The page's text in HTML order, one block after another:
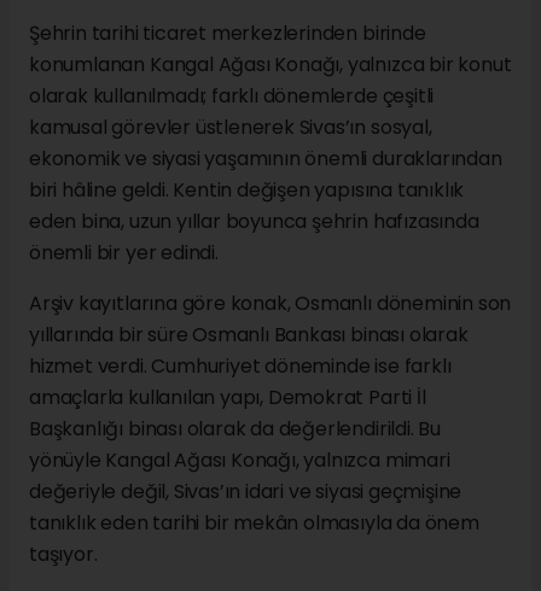
Şehrin tarihi ticaret merkezlerinden birinde
konumlanan Kangal Ağası Konağı, yalnızca bir konut
olarak kullanılmadı; farklı dönemlerde çeşitli
kamusal görevler üstlenerek Sivas’ın sosyal,
ekonomik ve siyasi yaşamının önemli duraklarından
biri hâline geldi. Kentin değişen yapısına tanıklık
eden bina, uzun yıllar boyunca şehrin hafızasında
önemli bir yer edindi.
Arşiv kayıtlarına göre konak, Osmanlı döneminin son
yıllarında bir süre Osmanlı Bankası binası olarak
hizmet verdi. Cumhuriyet döneminde ise farklı
amaçlarla kullanılan yapı, Demokrat Parti İl
Başkanlığı binası olarak da değerlendirildi. Bu
yönüyle Kangal Ağası Konağı, yalnızca mimari
değeriyle değil, Sivas’ın idari ve siyasi geçmişine
tanıklık eden tarihi bir mekân olmasıyla da önem
taşıyor.